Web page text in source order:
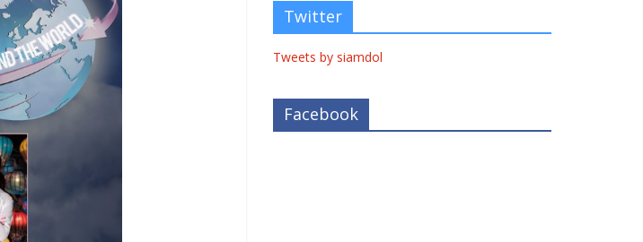
Twitter
Tweets by siamdol
Facebook